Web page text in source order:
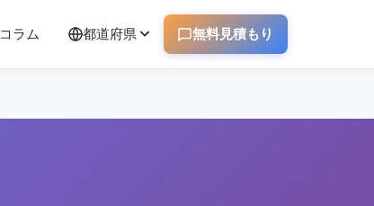
コラム 都道府県 無料見積もり